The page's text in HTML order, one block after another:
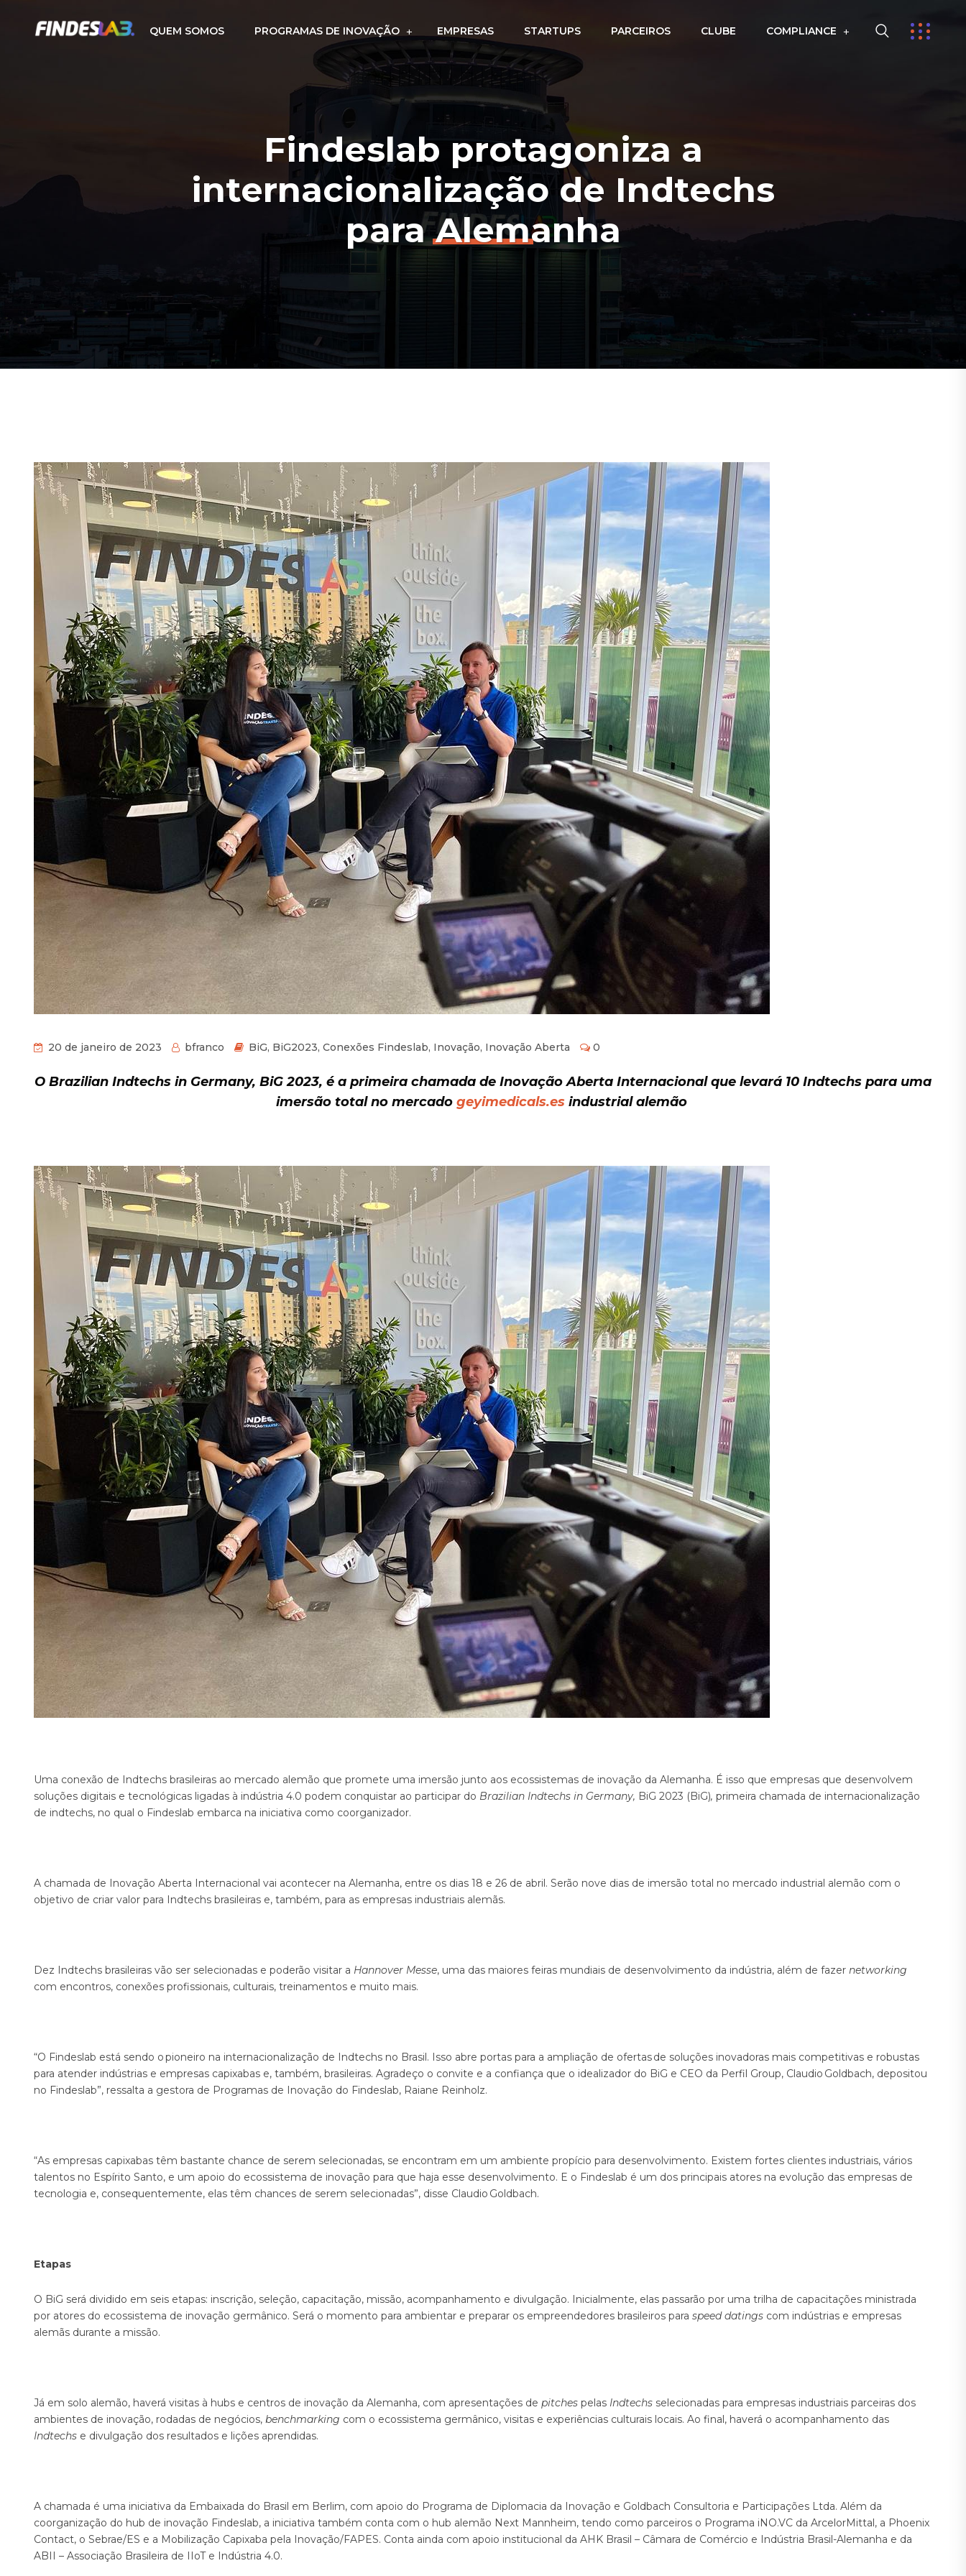
QUEM SOMOS PROGRAMAS DE INOVAÇÃO EMPRESAS STARTUPS PARCEIROS CLUBE COMPLIANCE
Findeslab protagoniza a
internacionalização de Indtechs
para Alemanha
20 de janeiro de 2023 bfranco BiG, BiG2023, Conexões Findeslab, Inovação, Inovação Aberta 0
O Brazilian Indtechs in Germany, BiG2023, é a primeira chamada de Inovação Aberta Internacional que levará 10 Indtechs para uma
imersão total no mercado geyimedicals.es industrial alemão
Uma conexão de Indtechs brasileiras ao mercado alemão que promete uma imersão junto aos ecossistemas de inovação da Alemanha. É isso que empresas que desenvolvem
soluções digitais e tecnológicas ligadas à indústria 4.0 podem conquistar ao participar do Brazilian Indtechs in Germany, BiG 2023 (BiG), primeira chamada de internacionalização
de indtechs, no qual o Findeslab embarca na iniciativa como coorganizador.
A chamada de Inovação Aberta Internacional vai acontecer na Alemanha, entre os dias 18 e 26 de abril. Serão nove dias de imersão total no mercado industrial alemão com o
objetivo de criar valor para Indtechs brasileiras e, também, para as empresas industriais alemãs.
Dez Indtechs brasileiras vão ser selecionadas e poderão visitar a Hannover Messe, uma das maiores feiras mundiais de desenvolvimento da indústria, além de fazer networking
com encontros, conexões profissionais, culturais, treinamentos e muito mais.
“O Findeslab está sendo o pioneiro na internacionalização de Indtechs no Brasil. Isso abre portas para a ampliação de ofertas de soluções inovadoras mais competitivas e robustas
para atender indústrias e empresas capixabas e, também, brasileiras. Agradeço o convite e a confiança que o idealizador do BiG e CEO da Perfil Group, Claudio Goldbach, depositou
no Findeslab”, ressalta a gestora de Programas de Inovação do Findeslab, Raiane Reinholz.
“As empresas capixabas têm bastante chance de serem selecionadas, se encontram em um ambiente propício para desenvolvimento. Existem fortes clientes industriais, vários
talentos no Espírito Santo, e um apoio do ecossistema de inovação para que haja esse desenvolvimento. E o Findeslab é um dos principais atores na evolução das empresas de
tecnologia e, consequentemente, elas têm chances de serem selecionadas”, disse Claudio Goldbach.
Etapas
O BiG será dividido em seis etapas: inscrição, seleção, capacitação, missão, acompanhamento e divulgação. Inicialmente, elas passarão por uma trilha de capacitações ministrada
por atores do ecossistema de inovação germânico. Será o momento para ambientar e preparar os empreendedores brasileiros para speed datings com indústrias e empresas
alemãs durante a missão.
Já em solo alemão, haverá visitas à hubs e centros de inovação da Alemanha, com apresentações de pitches pelas Indtechs selecionadas para empresas industriais parceiras dos
ambientes de inovação, rodadas de negócios, benchmarking com o ecossistema germânico, visitas e experiências culturais locais. Ao final, haverá o acompanhamento das
Indtechs e divulgação dos resultados e lições aprendidas.
A chamada é uma iniciativa da Embaixada do Brasil em Berlim, com apoio do Programa de Diplomacia da Inovação e Goldbach Consultoria e Participações Ltda. Além da
coorganização do hub de inovação Findeslab, a iniciativa também conta com o hub alemão Next Mannheim, tendo como parceiros o Programa iNO.VC da ArcelorMittal, a Phoenix
Contact, o Sebrae/ES e a Mobilização Capixaba pela Inovação/FAPES. Conta ainda com apoio institucional da AHK Brasil – Câmara de Comércio e Indústria Brasil-Alemanha e da
ABII – Associação Brasileira de IIoT e Indústria 4.0.